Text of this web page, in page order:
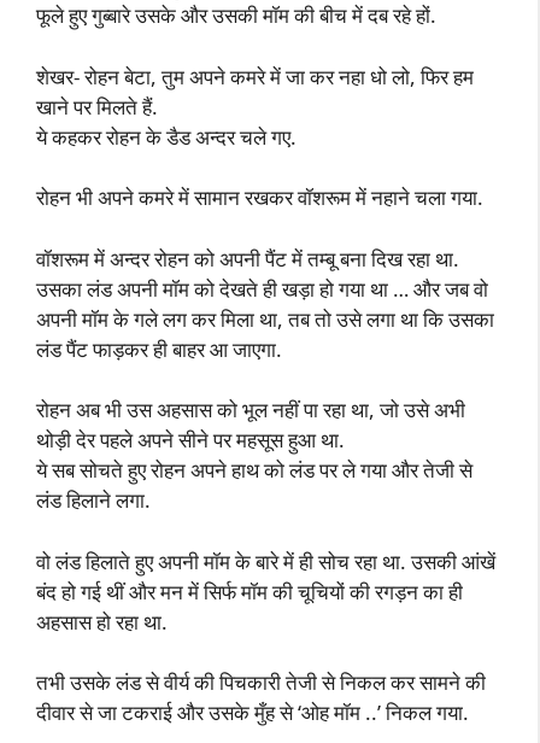
फूले हुए गुब्बारे उसके और उसकी मॉम की बीच में दब रहे हों.
शेखर- रोहन बेटा, तुम अपने कमरे में जा कर नहा धो लो, फिर हम
खाने पर मिलते हैं.
ये कहकर रोहन के डैड अन्दर चले गए.
रोहन भी अपने कमरे में सामान रखकर वॉशरूम में नहाने चला गया.
वॉशरूम में अन्दर रोहन को अपनी पैंट में तम्बू बना दिख रहा था.
उसका लंड अपनी मॉम को देखते ही खड़ा हो गया था … और जब वो
अपनी मॉम के गले लग कर मिला था, तब तो उसे लगा था कि उसका
लंड पैंट फाड़कर ही बाहर आ जाएगा.
रोहन अब भी उस अहसास को भूल नहीं पा रहा था, जो उसे अभी
थोड़ी देर पहले अपने सीने पर महसूस हुआ था.
ये सब सोचते हुए रोहन अपने हाथ को लंड पर ले गया और तेजी से
लंड हिलाने लगा.
वो लंड हिलाते हुए अपनी मॉम के बारे में ही सोच रहा था. उसकी आंखें
बंद हो गई थीं और मन में सिर्फ मॉम की चूचियों की रगड़न का ही
अहसास हो रहा था.
तभी उसके लंड से वीर्य की पिचकारी तेजी से निकल कर सामने की
दीवार से जा टकराई और उसके मुँह से ‘ओह मॉम ..’ निकल गया.